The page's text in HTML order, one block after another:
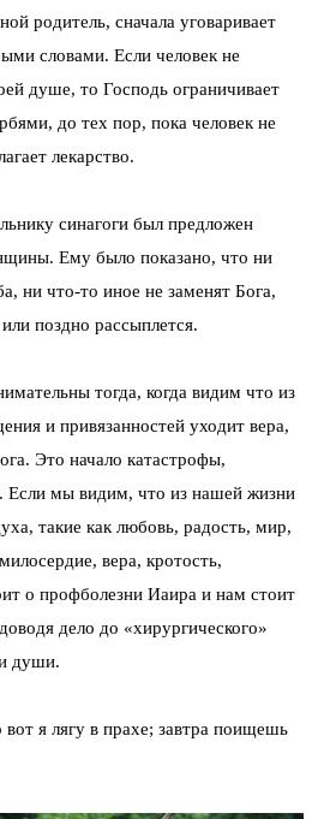
родитель, сначала уговаривает
словами. Если человек не
душе, то Господь ограничивает
до тех пор, пока человек не
лекарство.
синагоги был предложен
Ему было показано, что ни
ни что-то иное не заменят Бога,
поздно рассыплется.
тогда, когда видим что из
и привязанностей уходит вера,
Это начало катастрофы,
Если мы видим, что из нашей жизни
такие как любовь, радость, мир,
вера, кротость,
о профболезни Иаира и нам стоит
дело до «хирургического»
души.
я лягу в прахе; завтра поищешь